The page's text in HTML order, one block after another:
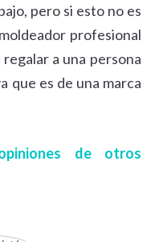
pero si esto no es
profesional
a una persona
que es de una marca
de otros